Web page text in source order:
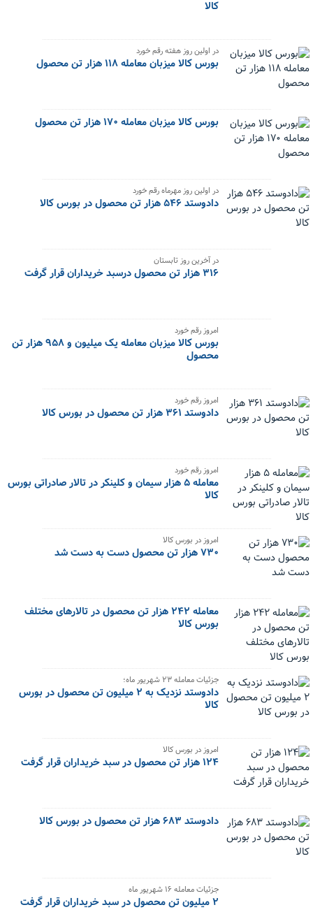
کالا
در اولین روز هفته رقم خورد
بورس کالا میزبان معامله ۱۱۸ هزار تن محصول
بورس کالا میزبان معامله ۱۷۰ هزار تن محصول
در اولین روز مهرماه رقم خورد
دادوستد ۵۴۶ هزار تن محصول در بورس کالا
در آخرین روز تابستان
۳۱۶ هزار تن محصول درسبد خریداران قرار گرفت
امروز رقم خورد
بورس کالا میزبان معامله یک میلیون و ۹۵۸ هزار تن
محصول
امروز رقم خورد
دادوستد ۳۶۱ هزار تن محصول در بورس کالا
امروز رقم خورد
معامله ۵ هزار سیمان و کلینکر در تالار صادراتی بورس
کالا
امروز در بورس کالا
۷۳۰ هزار تن محصول دست به دست شد
معامله ۲۴۲ هزار تن محصول در تالارهای مختلف
بورس کالا
جزئیات معامله ۲۳ شهریور ماه؛
دادوستد نزدیک به ۲ میلیون تن محصول در بورس
کالا
امروز در بورس کالا
۱۲۴ هزار تن محصول در سبد خریداران قرار گرفت
دادوستد ۶۸۳ هزار تن محصول در بورس کالا
جزئیات معامله ۱۶ شهریور ماه
۲ میلیون تن محصول در سبد خریداران قرار گرفت